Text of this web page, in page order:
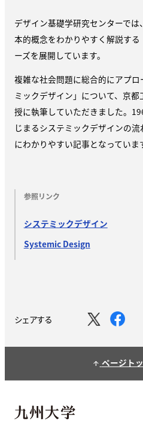
デザイン基礎学研究センターで
本的概念をわかりやすく解説す
ーズを展開しています。
複雑な社会問題に総合的にアプ
ミックデザイン」について、京
授に執筆していただきました。
じまるシステミックデザインの
にわかりやすい記事となっていま
参照リンク
システミックデザイン
Systemic Design
シェアする
arrow_upward ページト